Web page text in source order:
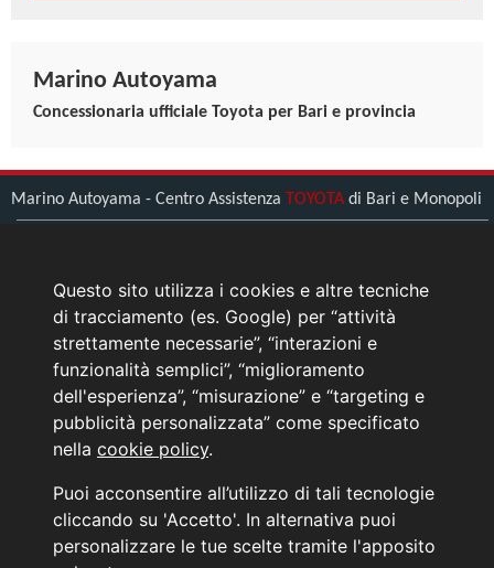
Questo sito utilizza i cookies e altre tecniche
di tracciamento (es. Google) per “attività
strettamente necessarie”, “interazioni e
funzionalità semplici”, “miglioramento
dell'esperienza”, “misurazione” e “targeting e
pubblicità personalizzata” come specificato
nella cookie policy.
Puoi acconsentire all’utilizzo di tali tecnologie
cliccando su 'Accetto'. In alternativa puoi
personalizzare le tue scelte tramite l'apposito
Marino Autoyama
Concessionaria ufficiale Toyota per Bari e provincia
Marino Autoyama - Centro Assistenza TOYOTA di Bari e Monopoli
Monopoli (BA) - Umberto Saba 1
> L'azienda
> Come raggiungerci
> Contattaci
Informativa sulla Privacy
INFORMATIVA AI SENSI DELL'ART. 79 DEL REG. IVASS n° 40/2018